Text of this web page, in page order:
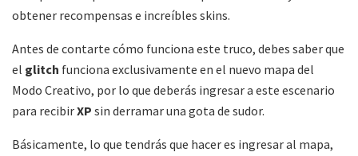
obtener recompensas e increíbles skins.
Antes de contarte cómo funciona este truco, debes saber que
el glitch funciona exclusivamente en el nuevo mapa del
Modo Creativo, por lo que deberás ingresar a este escenario
para recibirXP sin derramar una gota de sudor.
Básicamente, lo que tendrás que hacer es ingresar al mapa,